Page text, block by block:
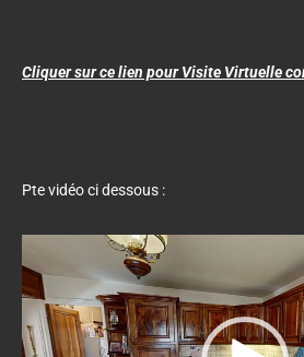
Cliquer sur ce lien pour Visite Virtuelle
Pte vidéo ci dessous :
vidéo